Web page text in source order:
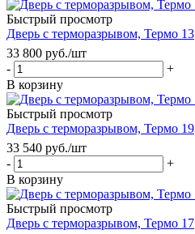
Быстрый просмотр
Дверь с терморазрывом, Термо 13
33 800 руб./шт
-
+
В корзину
Быстрый просмотр
Дверь с терморазрывом, Термо 19
33 540 руб./шт
-
+
В корзину
Быстрый просмотр
Дверь с терморазрывом, Термо 17